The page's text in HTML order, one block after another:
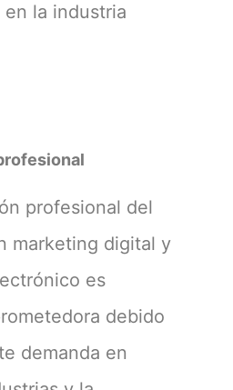
la industria
profesional del
marketing digital y
es
debido
demanda en